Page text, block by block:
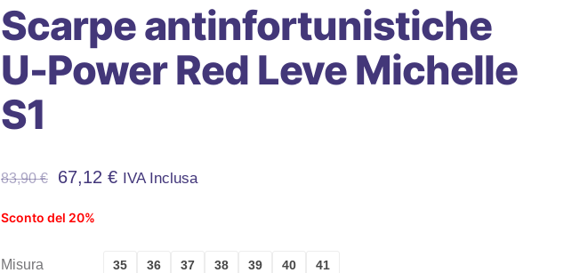
Scarpe antinfortunistiche
U-Power Red Leve Michelle
S1
83,90€ 67,12 € IVA Inclusa
Sconto del 20%
Misura 35 36 37 38 39 40 41